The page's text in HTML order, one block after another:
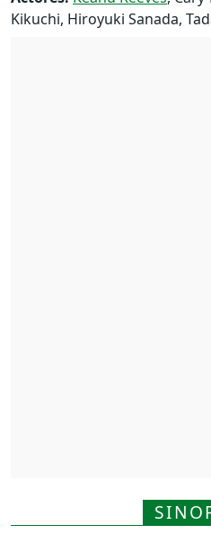
Kikuchi, Hiroyuki Sanada,